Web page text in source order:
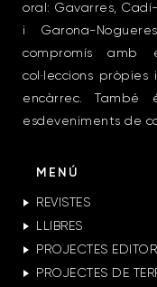
oral: Gavarres,
i Garona-
compromís
col·leccions
encàrrec. També
esdeveniments de
MENÚ
REVISTES
LLIBRES
PROJECTES
PROJECTES DE